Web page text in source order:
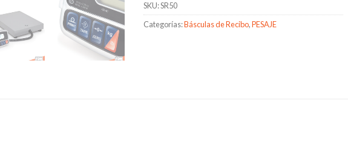
SKU:SR50
Categorías:Básculas de Recibo,PESAJE